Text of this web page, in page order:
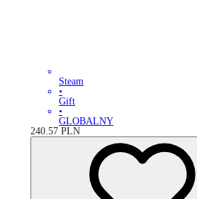
Steam
•
Gift
•
GLOBALNY
240.57 PLN